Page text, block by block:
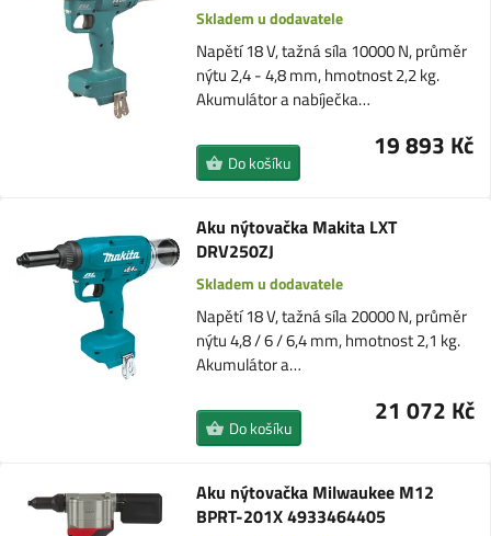
Skladem u dodavatele
Napětí 18 V, tažná síla 10000 N, průměr
nýtu 2,4 - 4,8 mm, hmotnost 2,2 kg.
Akumulátor a nabíječka…
19 893 Kč
Do košíku
Aku nýtovačka Makita LXT
DRV250ZJ
Skladem u dodavatele
Napětí 18 V, tažná síla 20000 N, průměr
nýtu 4,8 / 6 / 6,4 mm, hmotnost 2,1 kg.
Akumulátor a…
21 072 Kč
Do košíku
Aku nýtovačka Milwaukee M12
BPRT-201X 4933464405